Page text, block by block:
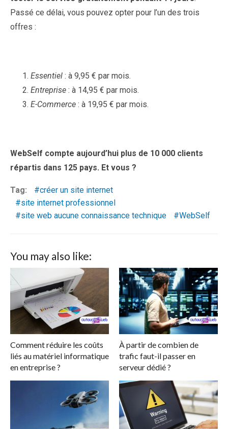
Passé ce délai, vous pouvez opter pour l’un des trois
offres :
Essentiel : à 9,95 € par mois.
Entreprise : à 14,95 € par mois.
E-Commerce : à 19,95 € par mois.
WebSelf compte aujourd’hui plus de 10 000 clients
répartis dans 125 pays. Et vous ?
Tag:
créer un site internet
site internet professionnel
site web aucune connaissance technique
WebSelf
You may also like:
Comment réduire les coûts
liés au matériel informatique
en entreprise ?
À partir de combien de
trafic faut-il passer en
serveur dédié ?